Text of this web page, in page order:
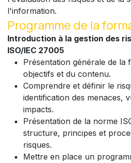
l'information.
Programme de la
Introduction à la gestion des
ISO/IEC 27005
Présentation générale de la
objectifs et du contenu.
Comprendre et définir le
identification des menaces,
impacts.
Présentation de la norme
structure, principes et
risques.
Mettre en place un